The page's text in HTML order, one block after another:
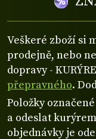
Veškeré zboží si
prodejně, nebo
dopravy -
přepravného.
Položky
a odeslat
objednávky je